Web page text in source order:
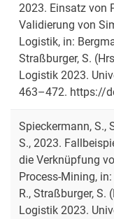
2023. Einsatz von
Validierung von
Logistik, in:
Straßburger, S.
Logistik 2023.
463–472. https://
Spieckermann, S.,
S., 2023.
die Verknüpfung
Process-Mining,
R., Straßburger,
Logistik 2023.